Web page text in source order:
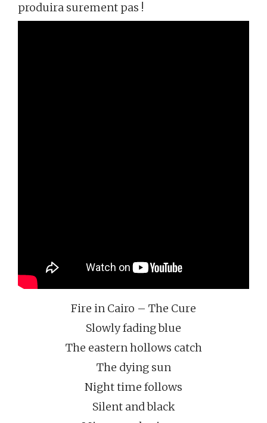
produira surement pas !
Fire in Cairo – The Cure
Slowly fading blue
The eastern hollows catch
The dying sun
Night time follows
Silent and black